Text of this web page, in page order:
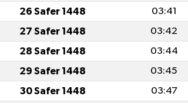
26 Safer 1448 03:41
27 Safer 1448 03:42
28 Safer 1448 03:44
29 Safer 1448 03:45
30 Safer 1448 03:47